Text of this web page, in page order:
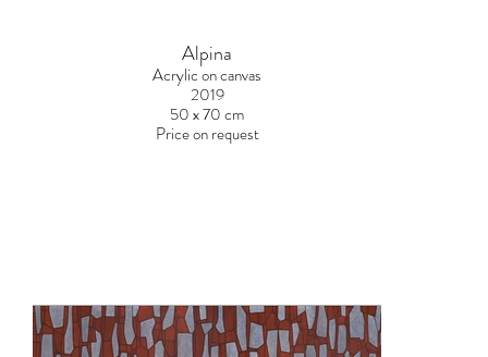
Alpina
Acrylic on canvas
2019
50 x 70 cm
Price on request